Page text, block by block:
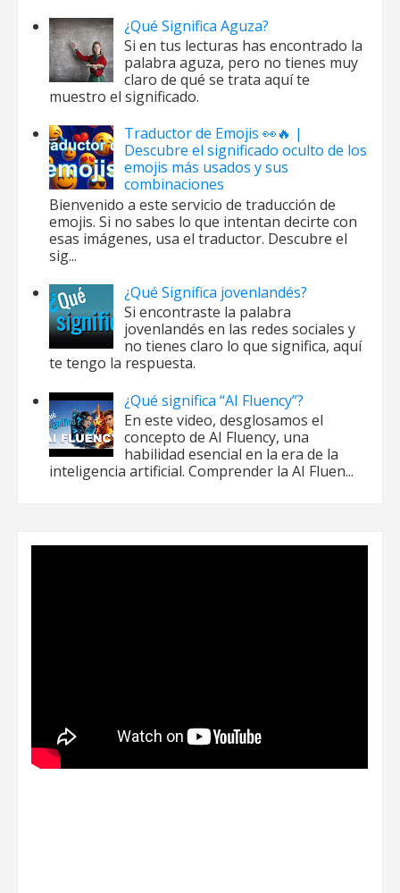
¿Qué Significa Aguza?
Si en tus lecturas has encontrado la
palabra aguza, pero no tienes muy
claro de qué se trata aquí te
muestro el significado.
Traductor de Emojis 👀🔥 |
Descubre el significado oculto de los
emojis más usados y sus
combinaciones
Bienvenido a este servicio de traducción de
emojis. Si no sabes lo que intentan decirte con
esas imágenes, usa el traductor. Descubre el
sig...
¿Qué Significa jovenlandés?
Si encontraste la palabra
jovenlandés en las redes sociales y
no tienes claro lo que significa, aquí
te tengo la respuesta.
¿Qué significa “AI Fluency”?
En este video, desglosamos el
concepto de AI Fluency, una
habilidad esencial en la era de la
inteligencia artificial. Comprender la AI Fluen...